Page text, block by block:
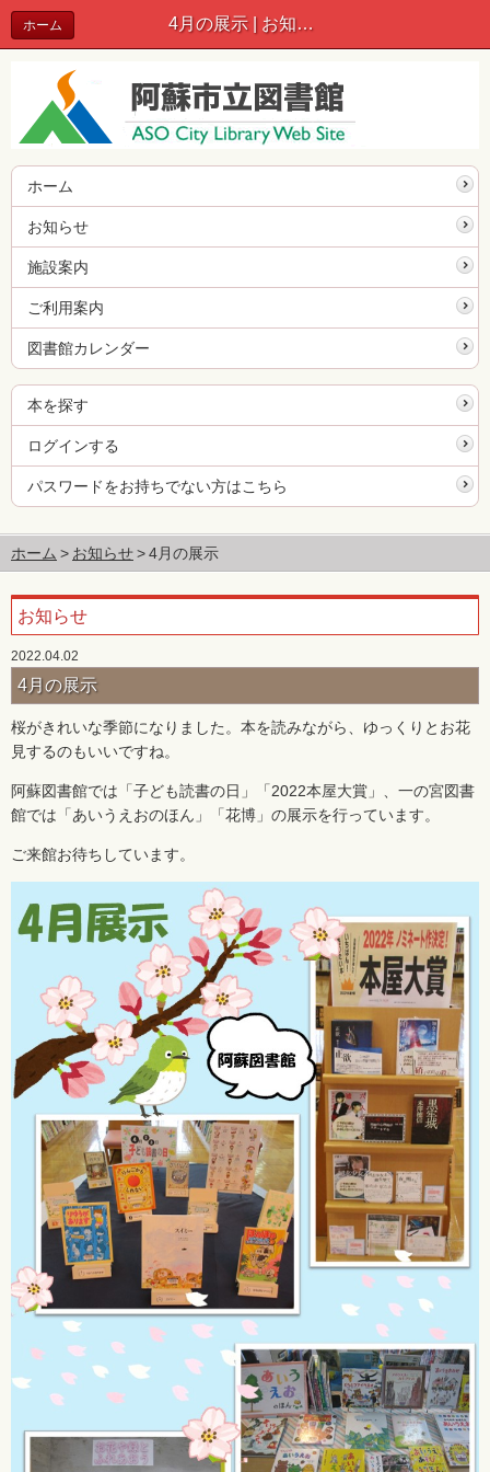
4月の展示 | お知らせ
ホーム
ホーム
お知らせ
施設案内
ご利用案内
図書館カレンダー
本を探す
ログインする
パスワードをお持ちでない方はこちら
ホーム お知らせ 4月の展示
お知らせ
2022.04.02
4月の展示
桜がきれいな季節になりました。本を読みながら、ゆっくりとお花
見するのもいいですね。
阿蘇図書館では「子ども読書の日」「2022本屋大賞」、一の宮図書
館では「あいうえおのほん」「花博」の展示を行っています。
ご来館お待ちしています。